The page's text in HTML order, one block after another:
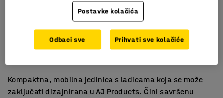
Centralno zaključavanje za sigurno spremanje
Kotači za lako premještanje
Kompaktna, mobilna jedinica s ladicama koja se može
zaključati dizajnirana u AJ Products. Čini savršenu
Postavke kolačića
Odbaci sve Prihvati sve kolačiće